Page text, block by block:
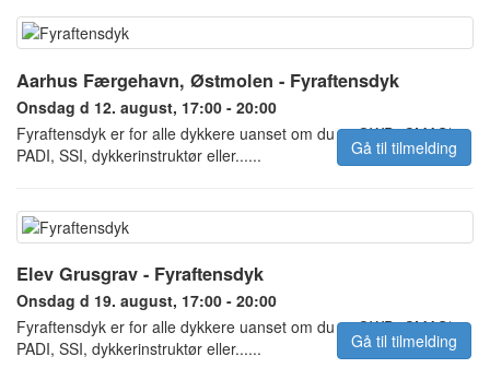
Aarhus Færgehavn, Østmolen - Fyraftensdyk
Onsdag d 12. august, 17:00 - 20:00
Fyraftensdyk er for alle dykkere uanset om du er OWD, CMAS*,
PADI, SSI, dykkerinstruktør eller......
Gå til tilmelding
Elev Grusgrav - Fyraftensdyk
Onsdag d 19. august, 17:00 - 20:00
Fyraftensdyk er for alle dykkere uanset om du er OWD, CMAS*,
PADI, SSI, dykkerinstruktør eller......
Gå til tilmelding